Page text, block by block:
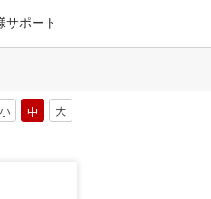
サポート